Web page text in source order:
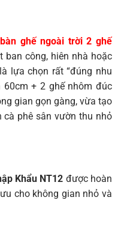
ghế ngoài trời 2 ghế
công, hiên nhà hoặc
lựa chọn rất “đúng nhu
60cm + 2 ghế nhôm đúc
gian gọn gàng, vừa tạo
phê sân vườn thu nhỏ
Khẩu NT12 được hoàn
cho không gian nhỏ và